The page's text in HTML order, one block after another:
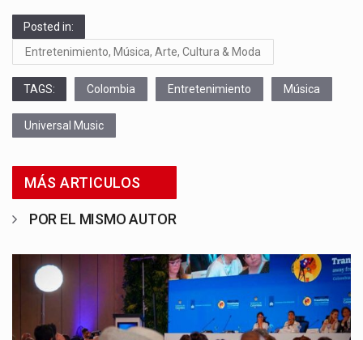
Posted in:
Entretenimiento, Música, Arte, Cultura & Moda
TAGS: Colombia Entretenimiento Música
Universal Music
MÁS ARTICULOS
POR EL MISMO AUTOR